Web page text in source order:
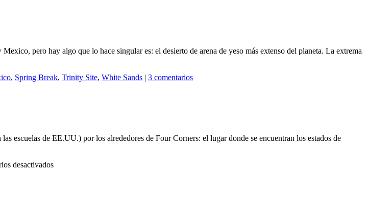
pero hay algo que lo hace singular es: el desierto de arena de yeso más extenso del planeta. La extrema
, Spring Break, Trinity Site, White Sands | 3 comentarios
escuelas de EE.UU.) por los alrededores de Four Corners: el lugar donde se encuentran los estados de
desactivadosen